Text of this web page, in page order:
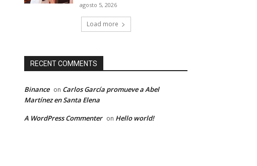
agosto 5, 2026
Load more
RECENT COMMENTS
Binance on Carlos García promueve a Abel
Martínez en Santa Elena
A WordPress Commenter on Hello world!